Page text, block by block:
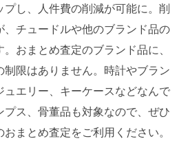
プし、人件費の削減が可能に。削
、チュードルや他のブランド品の
おまとめ査定のブランド品に、
制限はありません。時計やブラン
ュエリー、キーケースなどなんで
プス、骨董品も対象なので、ぜひ
まとめ査定をご利用ください。